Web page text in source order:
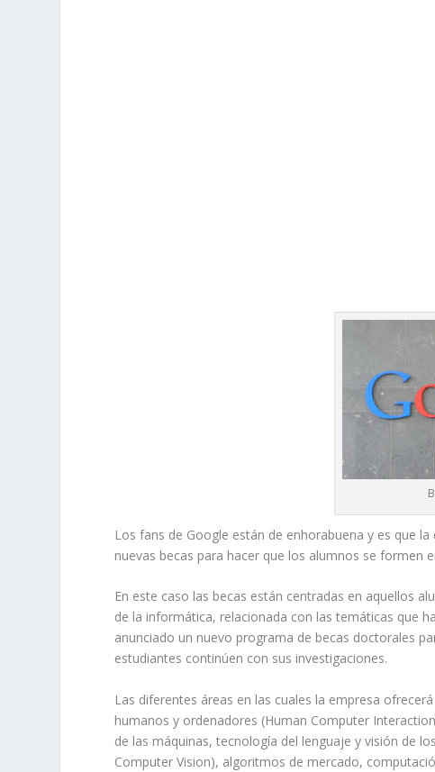
Los fans de Google están de enhorabuena y es que
nuevas becas para hacer que los alumnos se
En este caso las becas están centradas en aquellos
de la informática, relacionada con las temáticas que
anunciado un nuevo programa de becas doctorales
estudiantes continúen con sus investigaciones.
Las diferentes áreas en las cuales la empresa
humanos y ordenadores (Human Computer
de las máquinas, tecnología del lenguaje y visión de
Computer Vision), algoritmos de mercado,